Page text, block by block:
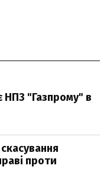
НПЗ "Газпрому" в
проти